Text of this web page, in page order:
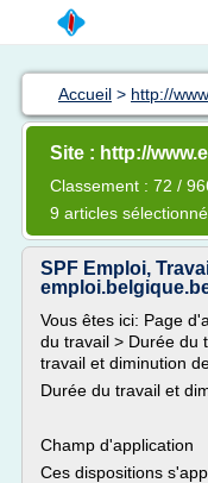
Accueil > http://
Site : http://
Classement : 72 /
9 articles
SPF Emploi,
Vous êtes ici: Page
du travail > Durée du
travail et diminution
Durée du travail et
Champ d'application
Ces dispositions